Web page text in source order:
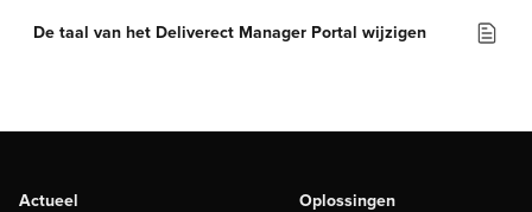
De taal van het Deliverect Manager Portal wijzigen
Actueel Oplossingen